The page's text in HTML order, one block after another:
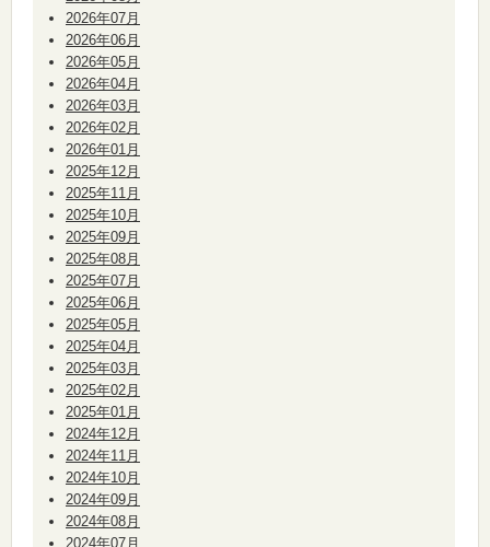
2026年07月
2026年06月
2026年05月
2026年04月
2026年03月
2026年02月
2026年01月
2025年12月
2025年11月
2025年10月
2025年09月
2025年08月
2025年07月
2025年06月
2025年05月
2025年04月
2025年03月
2025年02月
2025年01月
2024年12月
2024年11月
2024年10月
2024年09月
2024年08月
2024年07月